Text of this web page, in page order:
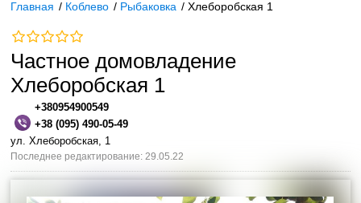
Главная / Коблево / Рыбаковка /Хлеборобская 1
Частное домовладение
Хлеборобская 1
+380954900549
+38 (095) 490-05-49
ул. Хлеборобская, 1
Последнее редактирование: 29.05.22